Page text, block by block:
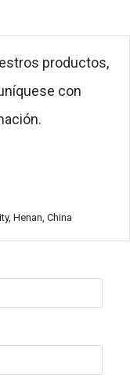
productos,
con
Henan, China